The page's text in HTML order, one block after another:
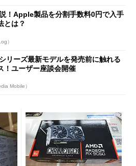
！Apple製品を分割手数料0円で入手
とは？
）
リーズ最新モデルを発売前に触れる
！ユーザー座談会開催
Mobile）